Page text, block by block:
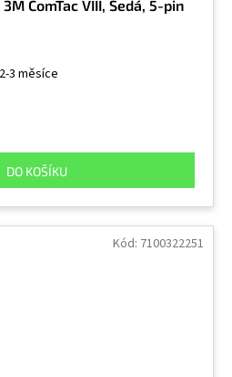
ComTac VIII, Šedá, 5-pin
2-3 měsíce
DO KOŠÍKU
Kód: 7100322251